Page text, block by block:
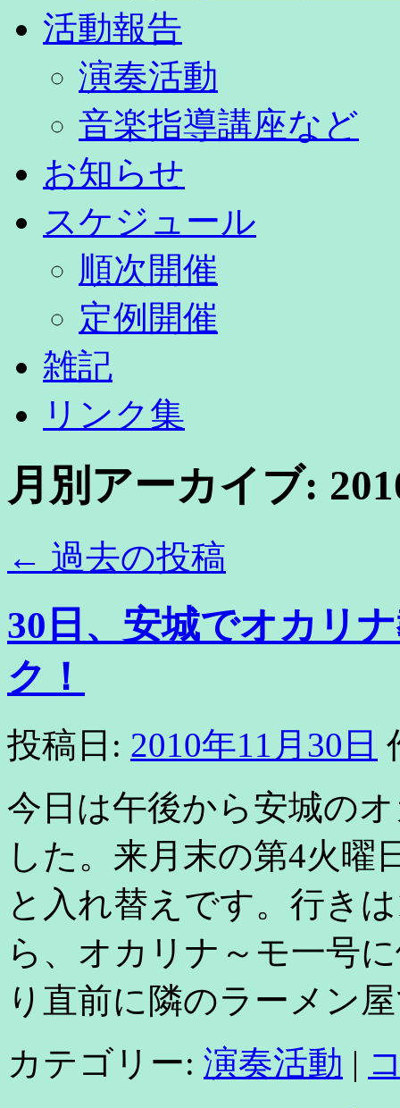
活動報告
演奏活動
音楽指導講座など
お知らせ
スケジュール
順次開催
定例開催
雑記
リンク集
月別アーカイブ:
← 過去の投稿
30日、安城でオカリ
ク！
投稿日: 2010年11月30日
今日は午後から安城の
した。来月末の第4火曜
と入れ替えです。行き
ら、オカリナ～モ一号
り直前に隣のラーメン
カテゴリー: 演奏活動 |